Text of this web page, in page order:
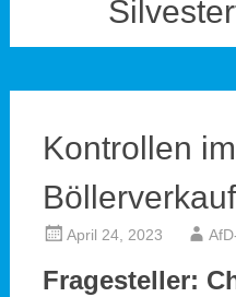
Kontrollen
April 24, 2023
Fragesteller: